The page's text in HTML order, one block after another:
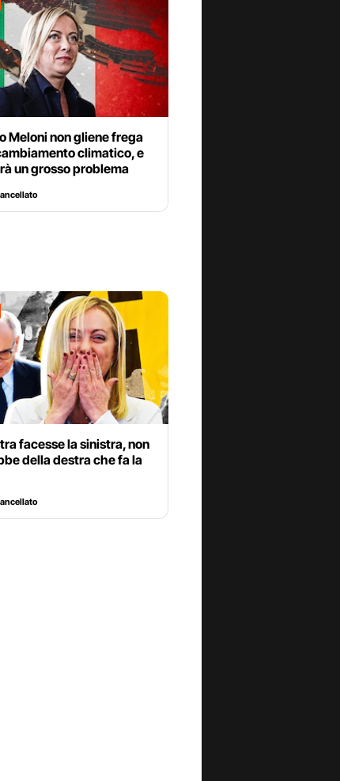
Meloni non gliene frega
climatico, e
un grosso problema
facesse la sinistra, non
della destra che fa la